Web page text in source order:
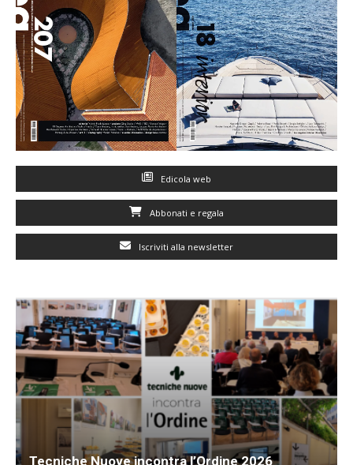
Edicola web
Abbonati e regala
Iscriviti alla newsletter
Tecniche Nuove incontra l’Ordine 2026